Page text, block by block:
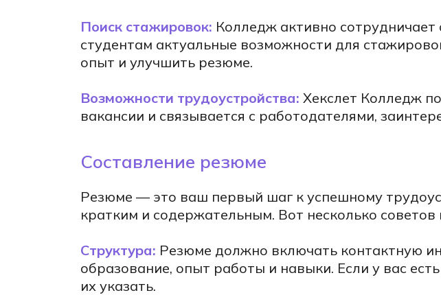
Поиск стажировок: Колледж активно
студентам актуальные возможности для
опыт и улучшить резюме.
Возможности трудоустройства: Хекслет Колледж
вакансии и связывается с работодателями,
Составление резюме
Резюме — это ваш первый шаг к успешному
кратким и содержательным. Вот несколько советов
Структура: Резюме должно включать контактную
образование, опыт работы и навыки. Если у вас
их указать.